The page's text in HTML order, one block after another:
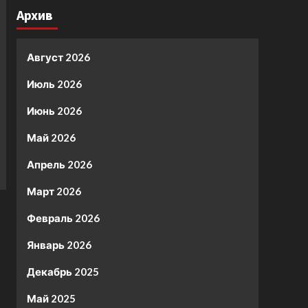
Архив
Август 2026
Июль 2026
Июнь 2026
Май 2026
Апрель 2026
Март 2026
Февраль 2026
Январь 2026
Декабрь 2025
Май 2025